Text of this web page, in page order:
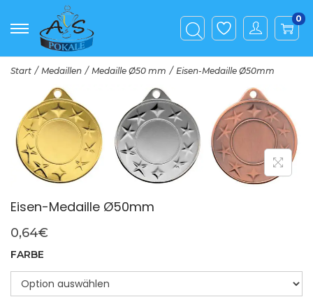
0
Start / Medaillen / Medaille Ø50 mm / Eisen-Medaille Ø50mm
Eisen-Medaille Ø50mm
0,64€
FARBE